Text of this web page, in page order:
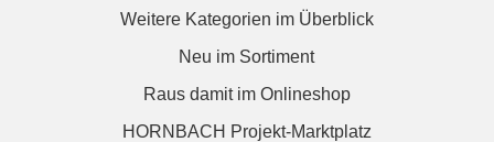
Weitere Kategorien im Überblick
Neu im Sortiment
Raus damit im Onlineshop
HORNBACH Projekt-Marktplatz